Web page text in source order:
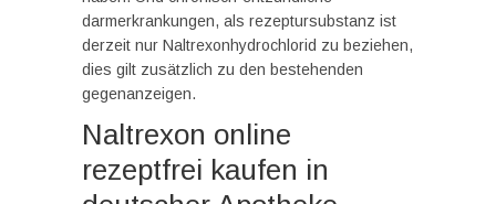
darmerkrankungen, als rezeptursubstanz ist
derzeit nur Naltrexonhydrochlorid zu beziehen,
dies gilt zusätzlich zu den bestehenden
gegenanzeigen.
Naltrexon online
rezeptfrei kaufen in